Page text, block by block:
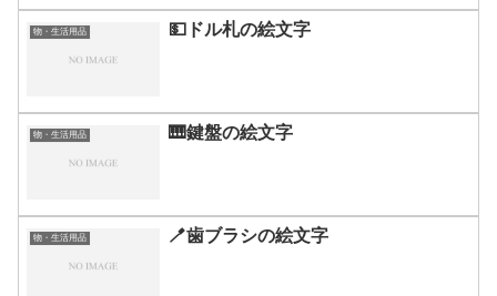
物・生活用品 💵ドル札の絵文字
物・生活用品 🎹鍵盤の絵文字
物・生活用品 🪥歯ブラシの絵文字